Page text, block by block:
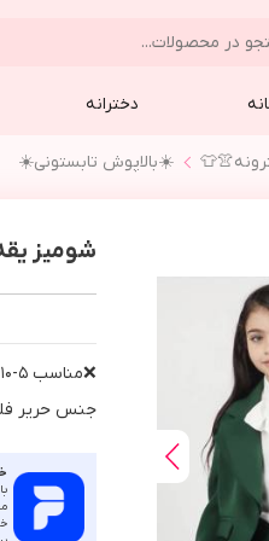
دخترانه
☀️بالاپوش تابستوني☀️
شومیز یقه
❌مناسب ٥-١٠سال❌
جنس حرير